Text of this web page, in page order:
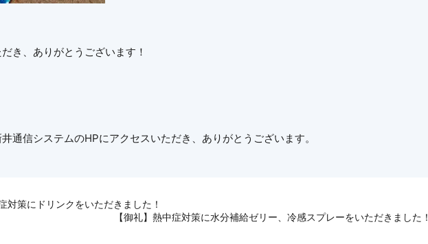
き、ありがとうございます！
通信システムのHPにアクセスいただき、ありがとうございます。
対策にドリンクをいただきました！
【御礼】熱中症対策に水分補給ゼリー、冷感スプレーをいただきました！